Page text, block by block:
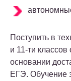
Поступить в
и 11-ти
основании
ЕГЭ. Обучение